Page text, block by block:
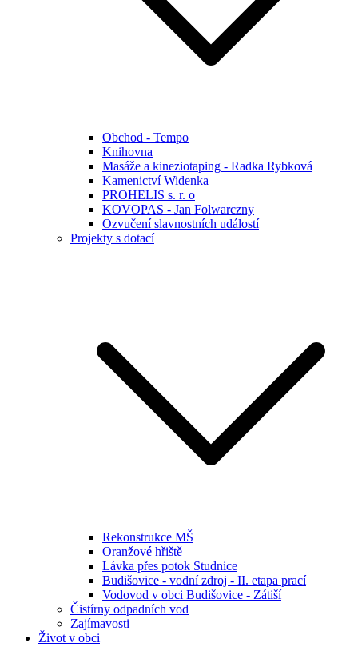
Obchod - Tempo
Knihovna
Masáže a kineziotaping - Radka Rybková
Kamenictví Widenka
PROHELIS s. r. o
KOVOPAS - Jan Folwarczny
Ozvučení slavnostních událostí
Projekty s dotací
Rekonstrukce MŠ
Oranžové hřiště
Lávka přes potok Studnice
Budišovice - vodní zdroj - II. etapa prací
Vodovod v obci Budišovice - Zátiší
Čistírny odpadních vod
Zajímavosti
Život v obci